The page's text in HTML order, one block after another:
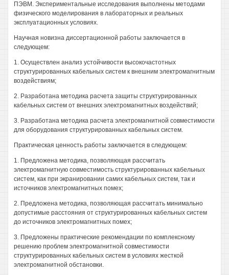
ПЭВМ. Экспериментальные исследования выполнены методами
физического моделирования в лабораторных и реальных
эксплуатационных условиях.
Научная новизна диссертационной работы заключается в
следующем:
1. Осуществлен анализ устойчивости высокочастотных
структурированных кабельных систем к внешним электромагнитным
воздействиям;
2. Разработана методика расчета защиты структурированных
кабельных систем от внешних электромагнитных воздействий;
3. Разработана методика расчета электромагнитной совместимости
для оборудования структурированных кабельных систем.
Практическая ценность работы заключается в следующем:
1. Предложена методика, позволяющая рассчитать
электромагнитную совместимость структурированных кабельных
систем, как при экранировании самих кабельных систем, так и
источников электромагнитных помех;
2. Предложена методика, позволяющая рассчитать минимально
допустимые расстояния от структурированных кабельных систем
до источников электромагнитных помех;
3. Предложены практические рекомендации по комплексному
решению проблем электромагнитной совместимости
структурированных кабельных систем в условиях жесткой
электромагнитной обстановки.